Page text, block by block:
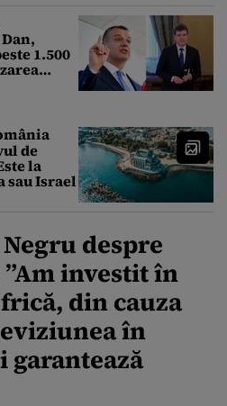
1.500
de
la
sau Israel
despre
investit în
din cauza
în
garantează